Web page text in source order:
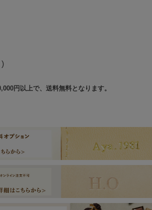
円以上で、送料無料となります。